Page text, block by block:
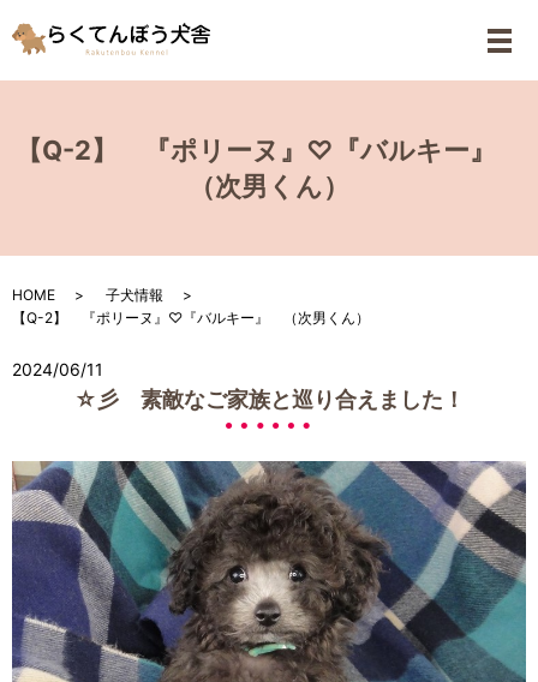
メ
【Q-2】 『ポリーヌ』♡『バルキー』
（次男くん）
HOME
子犬情報
【Q-2】 『ポリーヌ』♡『バルキー』 （次男くん）
2024/06/11
☆彡 素敵なご家族と巡り合えました！